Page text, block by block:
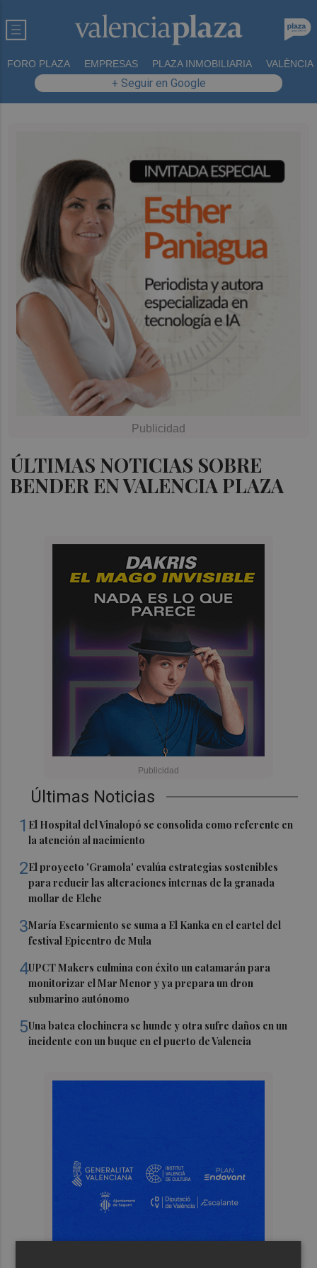
FORO PLAZA EMPRESAS PLAZA INMOBILIARIA VALÈNCIA
+ Seguir en Google
ÚLTIMAS NOTICIAS SOBRE
BENDER EN VALENCIA PLAZA
Últimas Noticias
1 El Hospital del Vinalopó se consolida como referente en
la atención al nacimiento
2El proyecto 'Gramola' evalúa estrategias sostenibles
para reducir las alteraciones internas de la granada
mollar de Elche
3María Escarmiento se suma a El Kanka en el cartel del
festival Epicentro de Mula
4UPCT Makers culmina con éxito un catamarán para
monitorizar el Mar Menor y ya prepara un dron
submarino autónomo
5Una batea clochinera se hunde y otra sufre daños en un
incidente con un buque en el puerto de Valencia